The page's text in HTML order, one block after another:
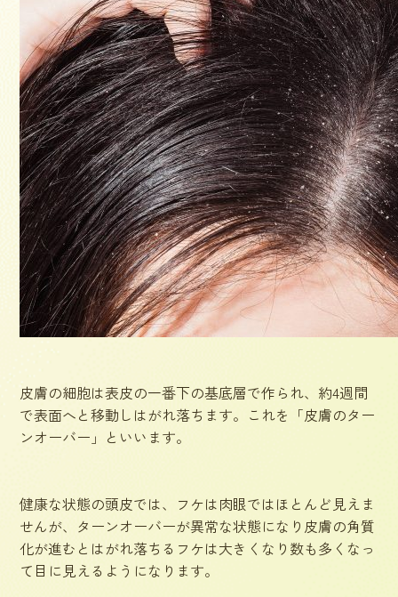
皮膚の細胞は表皮の一番下の基底層で作られ、約4週間
で表面へと移動しはがれ落ちます。これを「皮膚のター
ンオーバー」といいます。
健康な状態の頭皮では、フケは肉眼ではほとんど見えま
せんが、ターンオーバーが異常な状態になり皮膚の角質
化が進むとはがれ落ちるフケは大きくなり数も多くなっ
て目に見えるようになります。